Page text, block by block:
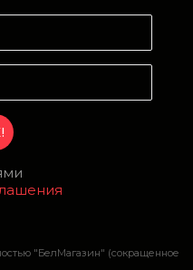
"БелМагазин" (сокращенное